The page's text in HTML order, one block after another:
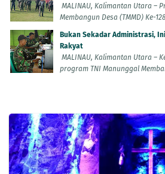
MALINAU, Kalimantan Utara –
Membangun Desa (TMMD) Ke-
Bukan Sekadar Administrasi,
Rakyat
MALINAU, Kalimantan Utara –
program TNI Manunggal